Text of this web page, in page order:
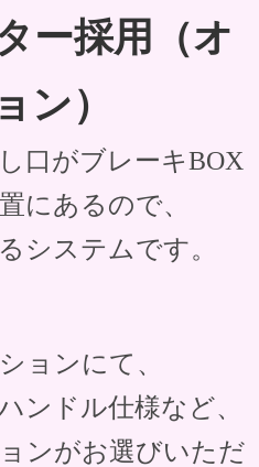
ー採用（オ
ン）
口がブレーキBOX
にあるので、
システムです。
ョンにて、
ンドル仕様など、
ンがお選びいただ